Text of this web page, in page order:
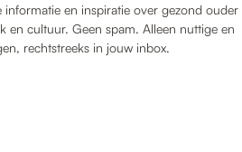
informatie en inspiratie over gezond ouder
en cultuur. Geen spam. Alleen nuttige en
rechtstreeks in jouw inbox.